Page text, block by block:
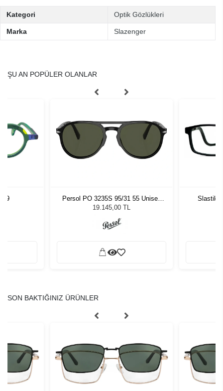
Kategori Optik Gözlükleri
Marka Slazenger
ŞU AN POPÜLER OLANLAR
Persol PO 3235S 95/31 55 Unisex
Güneş Gözlüğü
19.145,00 TL
Slastik
SON BAKTIĞINIZ ÜRÜNLER